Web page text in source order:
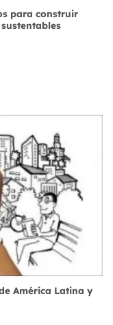
para construir
América Latina y